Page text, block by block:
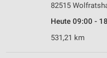
82515
Heute 09:00 -
531,21 km